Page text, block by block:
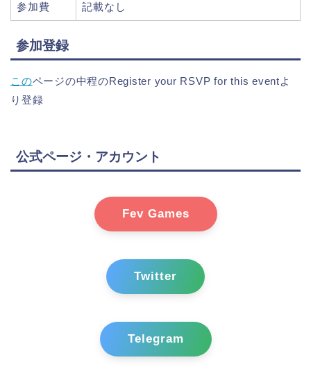
参加費 記載なし
参加登録
このページの中程のRegister your RSVP for this eventよ
り登録
公式ページ・アカウント
Fev Games
Twitter
Telegram